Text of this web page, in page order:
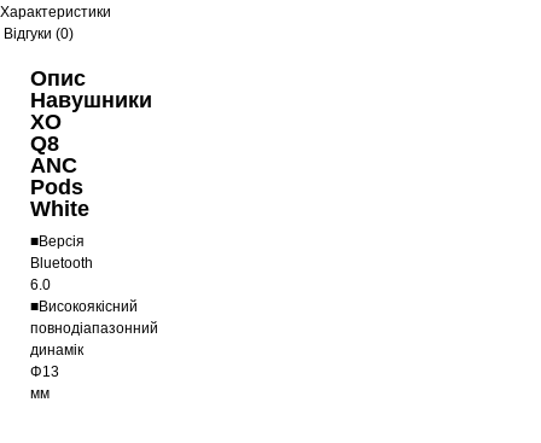
Характеристики
Відгуки (0)
Опис
Навушники
XO
Q8
ANC
Pods
White
■Версія
Bluetooth
6.0
■Високоякісний
повнодіапазонний
динамік
Φ13
мм